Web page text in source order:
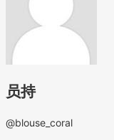
员持
@blouse_coral